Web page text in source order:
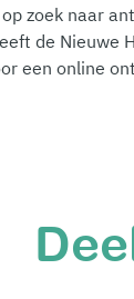
zoek naar
de
een online